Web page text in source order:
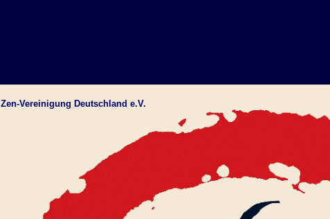
Zen-Vereinigung Deutschland e.V.